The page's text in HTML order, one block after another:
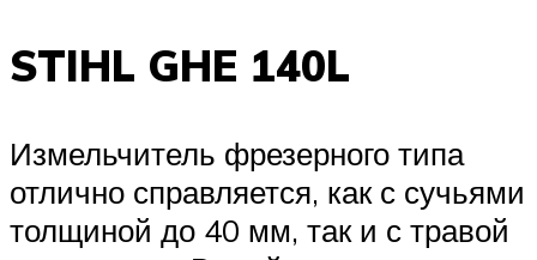
STIHL GHE 140L
Измельчитель фрезерного типа
отлично справляется, как с сучьями
толщиной до 40 мм, так и с травой